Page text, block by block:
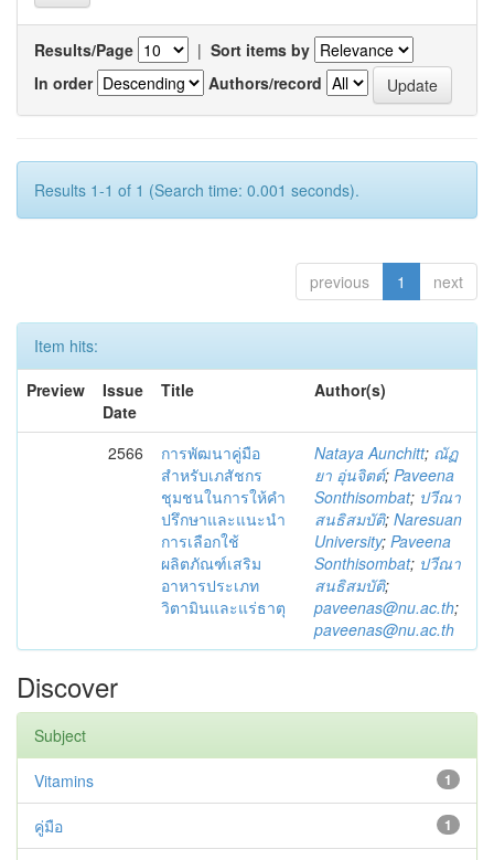
Results/Page | Sort items by
In order
Authors/record
Results 1-1 of 1 (Search time: 0.001 seconds).
previous 1 next
Item hits:
Preview
Issue
Date
Title Author(s)
2566
การพัฒนาคู่มือ
สำหรับเภสัชกร
ชุมชนในการให้คำ
ปรึกษาและแนะนำ
การเลือกใช้
ผลิตภัณฑ์เสริม
อาหารประเภท
วิตามินและแร่ธาตุ
Nataya Aunchitt; ณัฏ
ยา อุ่นจิตต์; Paveena
Sonthisombat; ปวีณา
สนธิสมบัติ; Naresuan
University; Paveena
Sonthisombat; ปวีณา
สนธิสมบัติ;
paveenas@nu.ac.th;
paveenas@nu.ac.th
Discover
Subject
1
Vitamins
1
คู่มือ